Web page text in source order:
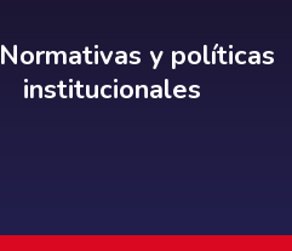
Normativas y
Normativas y políticas
institucionales